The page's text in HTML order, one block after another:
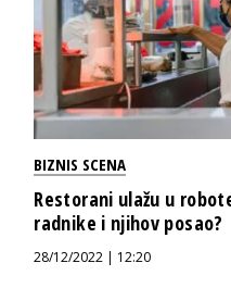
BIZNIS SCENA
Restorani ulažu u
radnike i njihov posao?
28/12/2022 | 12:20